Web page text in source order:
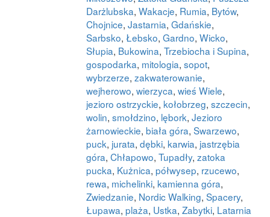
Darżlubska, Wakacje, Rumia, Bytów,
Chojnice, Jastarnia, Gdańskie,
Sarbsko, Łebsko, Gardno, Wicko,
Słupia, Bukowina, Trzebiocha i Supina,
gospodarka, mitologia, sopot,
wybrzerze, zakwaterowanie,
wejherowo, wierzyca, wieś Wiele,
jezioro ostrzyckie, kołobrzeg, szczecin,
wolin, smołdzino, lębork, Jezioro
żarnowieckie, biała góra, Swarzewo,
puck, jurata, dębki, karwia, jastrzębia
góra, Chłapowo, Tupadły, zatoka
pucka, Kużnica, półwysep, rzucewo,
rewa, michelinki, kamienna góra,
Zwiedzanie, Nordic Walking, Spacery,
Łupawa, plaża, Ustka, Zabytki, Latarnia